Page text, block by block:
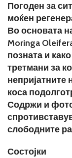
Погоден за
моќен
Во основата
Moringa
позната и
третмани за
непријатните
коса
Содржи и
слободните
Состојки